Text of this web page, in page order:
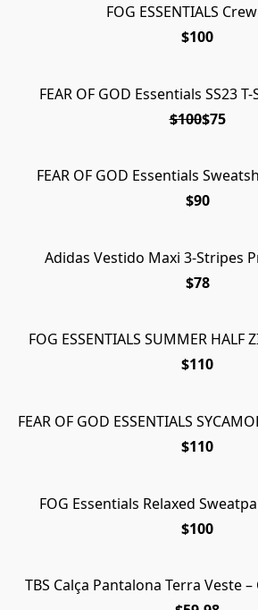
FOG ESSENTIALS
$100
FEAR OF GOD Essentials SS23
$100$75
FEAR OF GOD Essentials
$90
Adidas Vestido Maxi 3-Stripes
$78
FOG ESSENTIALS SUMMER HALF
$110
FEAR OF GOD ESSENTIALS
$110
FOG Essentials Relaxed
$100
TBS Calça Pantalona Terra Veste